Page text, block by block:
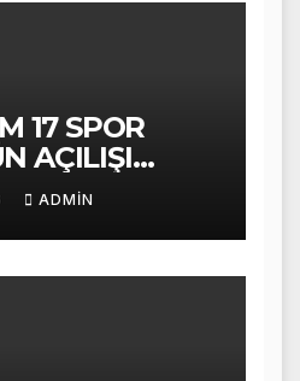
17 SPOR
AÇILIŞI
ADMIN